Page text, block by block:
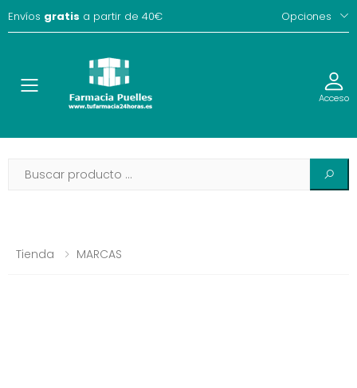
Envíos gratis a partir de 40€ Opciones
Toggle Acceso
Tienda MARCAS